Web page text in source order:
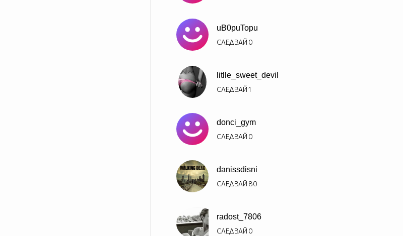
uB0puTopu
СЛЕДВАЙ 0
litlle_sweet_devil
СЛЕДВАЙ1
donci_gym
СЛЕДВАЙ 0
danissdisni
СЛЕДВАЙ 80
radost_7806
СЛЕДВАЙ 0